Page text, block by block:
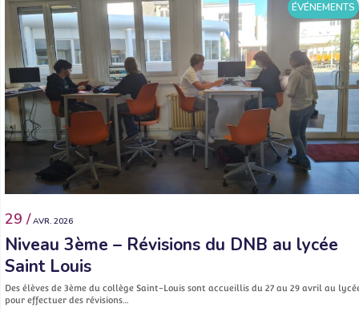
ÉVÉNEMENTS
29 / AVR. 2026
Niveau 3ème – Révisions du DNB au lycée
Saint Louis
Des élèves de 3ème du collège Saint-Louis sont accueillis du 27 au 29 avril au
pour effectuer des révisions…